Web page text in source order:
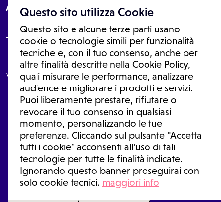
Questo sito utilizza Cookie
Questo sito e alcune terze parti usano
cookie o tecnologie simili per funzionalità
tecniche e, con il tuo consenso, anche per
altre finalità descritte nella Cookie Policy,
quali misurare le performance, analizzare
audience e migliorare i prodotti e servizi.
Puoi liberamente prestare, rifiutare o
revocare il tuo consenso in qualsiasi
momento, personalizzando le tue
preferenze. Cliccando sul pulsante "Accetta
tutti i cookie" acconsenti all'uso di tali
tecnologie per tutte le finalità indicate.
Ignorando questo banner proseguirai con
solo cookie tecnici. maggiori info
14:15
14:30
15:00
14:30
15:00
About
Le informazioni proposte in questo sito non sono un consulto medico.
In nessun caso, queste informazioni sostituiscono un consulto, una
visita o una diagnosi formulata dal medico. Non si devono considerare
le informazioni disponibili come suggerimenti per la formulazione di
una diagnosi, la determinazione di un trattamento o l'assunzione o
sospensione di un farmaco senza prima consultare un medico di
medicina generale o uno specialista.
Condizioni di utilizzo|Privacy Policy |Gestione Cookie
Ⓒ 2026 | Tutti i diritti riservati.